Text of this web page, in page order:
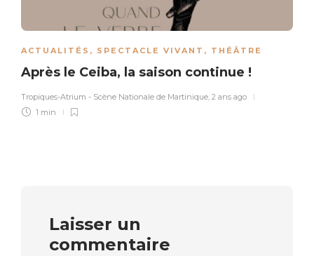
ACTUALITÉS , SPECTACLE VIVANT , THÉÂTRE
Après le Ceiba, la saison continue !
Tropiques-Atrium - Scène Nationale de Martinique, 2 ans ago
1 min
Laisser un
commentaire